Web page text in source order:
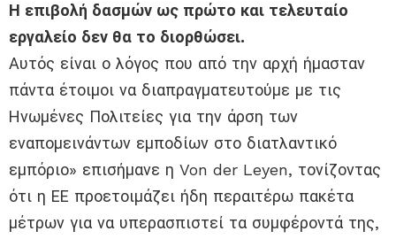
Η επιβολή δασμών ως πρώτο και τελευταίο
εργαλείο δεν θα το διορθώσει.
Αυτός είναι ο λόγος που από την αρχή ήμασταν
πάντα έτοιμοι να διαπραγματευτούμε με τις
Ηνωμένες Πολιτείες για την άρση των
εναπομεινάντων εμποδίων στο διατλαντικό
εμπόριο» επισήμανε η Von der Leyen, τονίζοντας
ότι η ΕΕ προετοιμάζει ήδη περαιτέρω πακέτα
μέτρων για να υπερασπιστεί τα συμφέροντά της,